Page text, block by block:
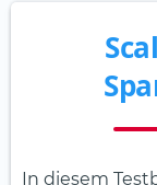
In diesem